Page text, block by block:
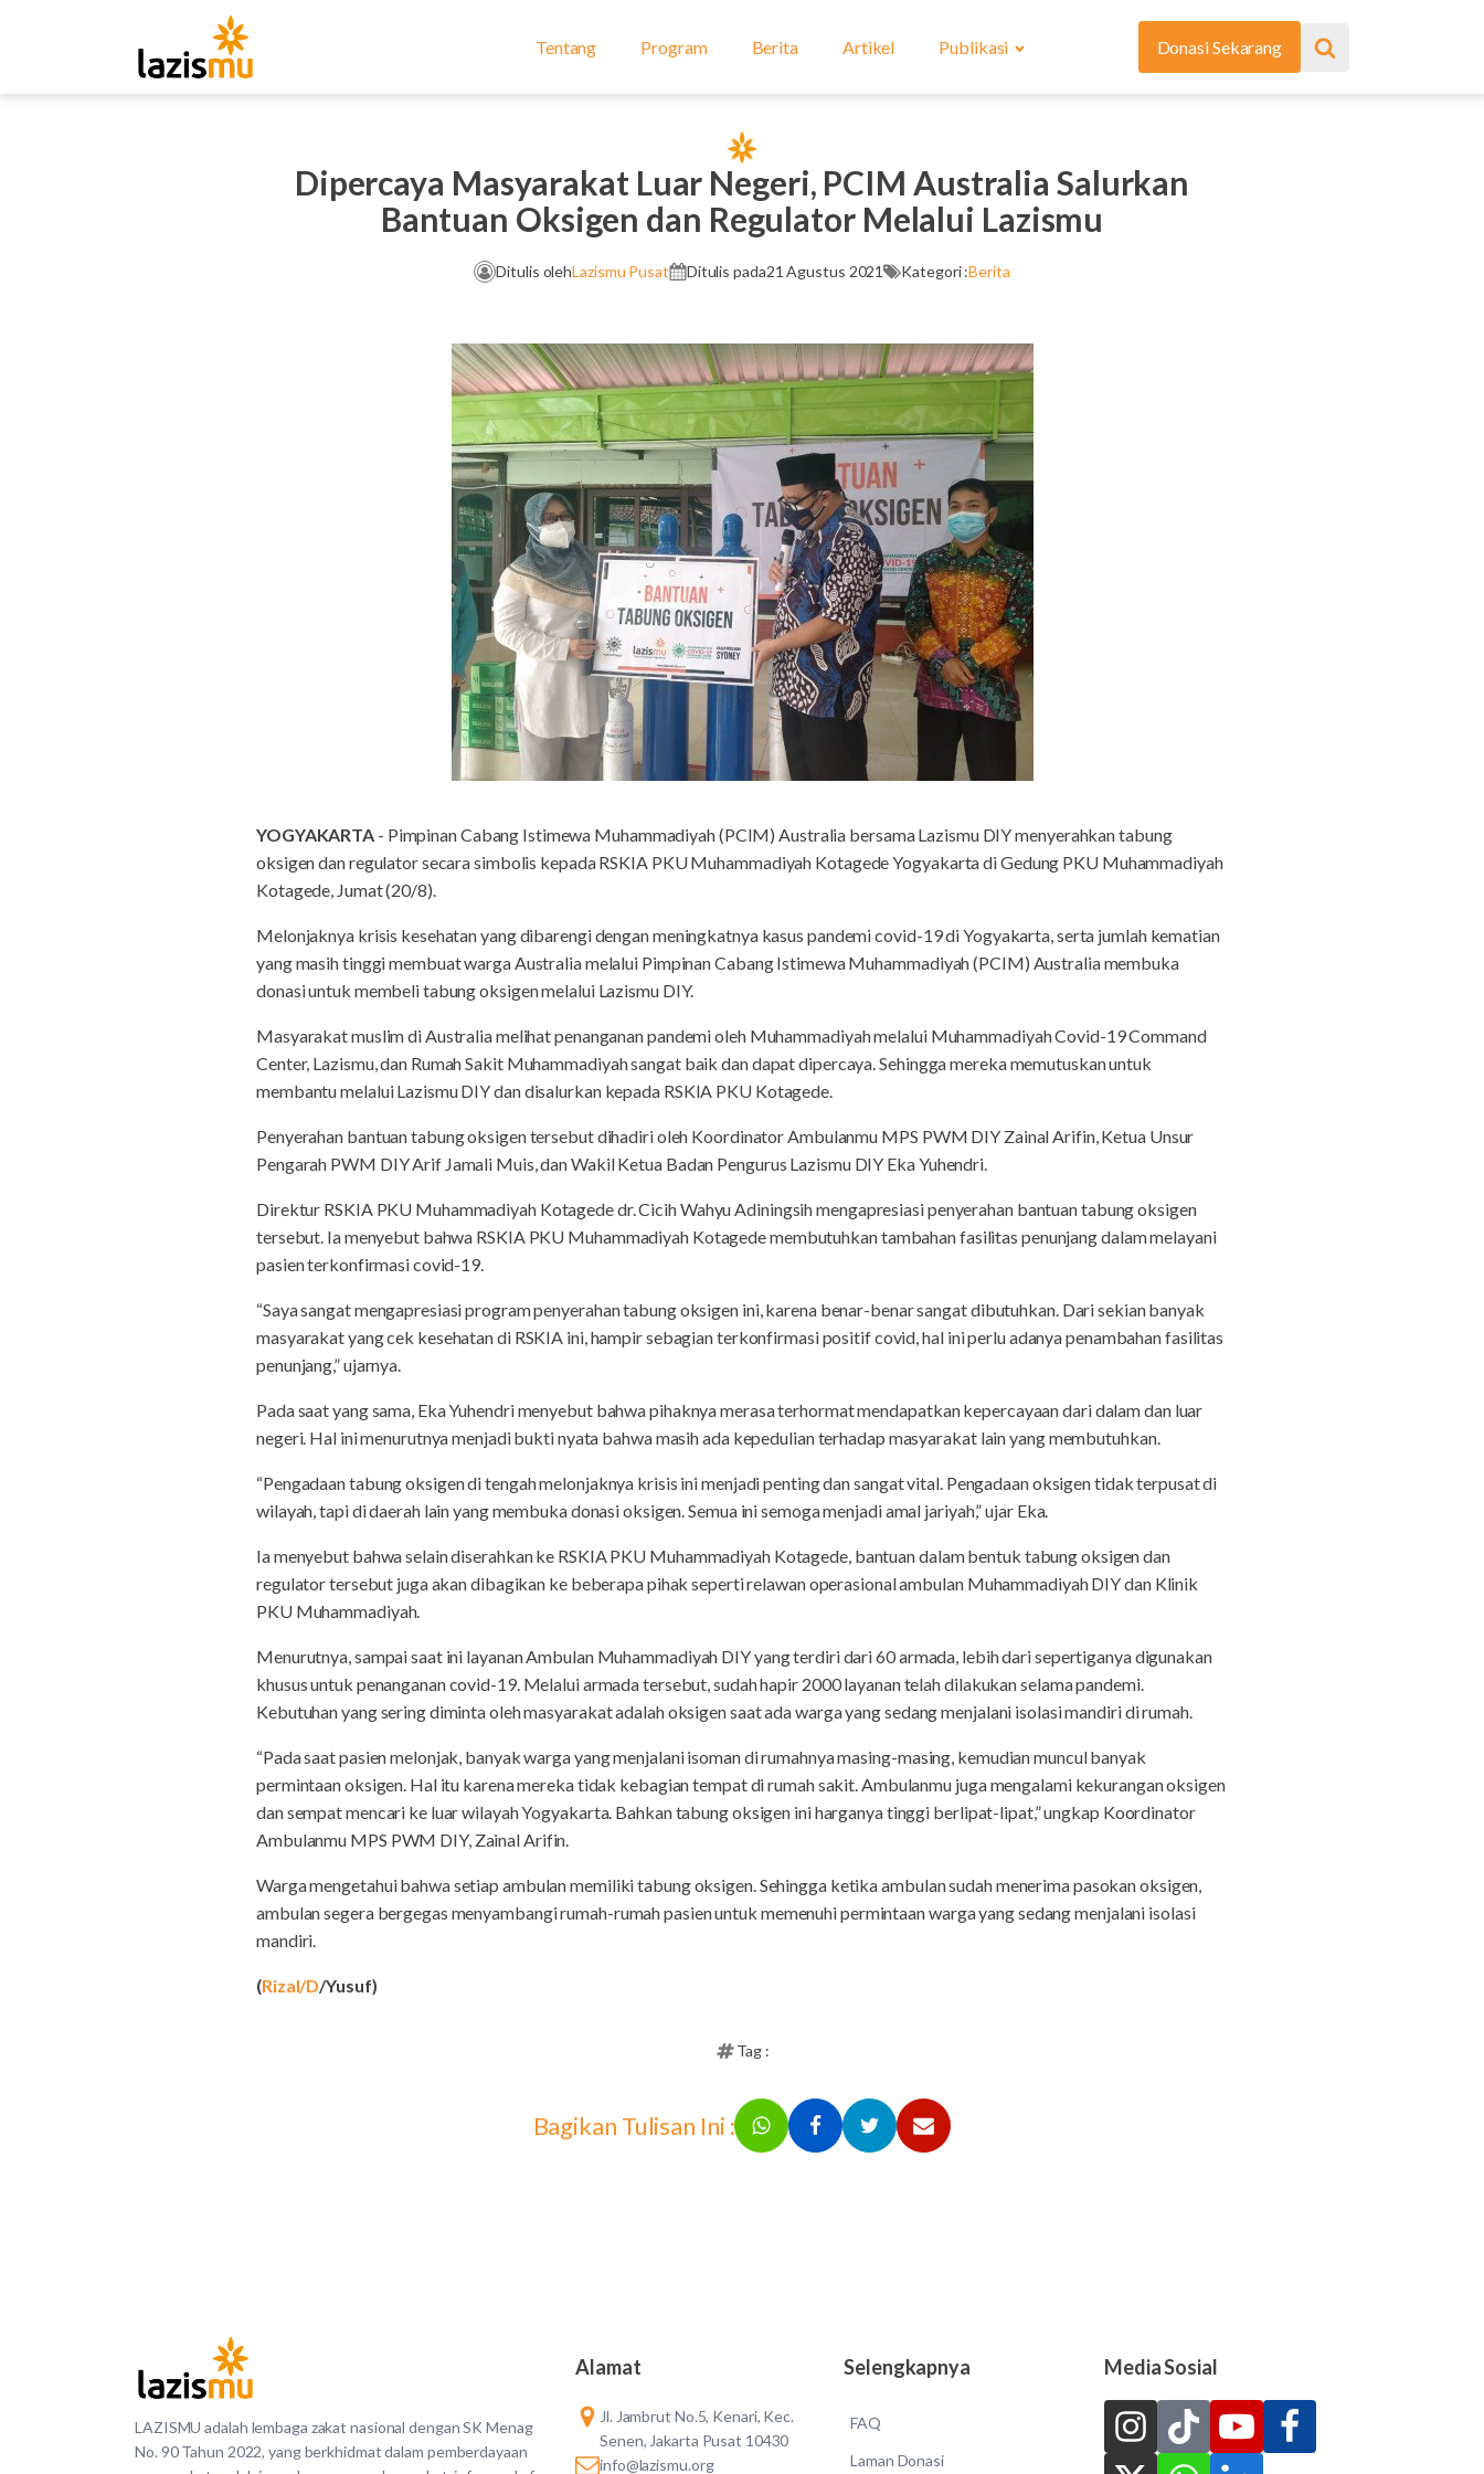
Tentang Program Berita Artikel Publikasi Donasi Sekarang
Dipercaya Masyarakat Luar Negeri, PCIM Australia Salurkan
Bantuan Oksigen dan Regulator Melalui Lazismu
Ditulis olehLazismu Pusat Ditulis pada21 Agustus 2021 Kategori :Berita
YOGYAKARTA - Pimpinan Cabang Istimewa Muhammadiyah (PCIM) Australia bersama Lazismu DIY menyerahkan tabung
oksigen dan regulator secara simbolis kepada RSKIA PKU Muhammadiyah Kotagede Yogyakarta di Gedung PKU Muhammadiyah
Kotagede, Jumat (20/8).
Melonjaknya krisis kesehatan yang dibarengi dengan meningkatnya kasus pandemi covid-19 di Yogyakarta, serta jumlah kematian
yang masih tinggi membuat warga Australia melalui Pimpinan Cabang Istimewa Muhammadiyah (PCIM) Australia membuka
donasi untuk membeli tabung oksigen melalui Lazismu DIY.
Masyarakat muslim di Australia melihat penanganan pandemi oleh Muhammadiyah melalui Muhammadiyah Covid-19 Command
Center, Lazismu, dan Rumah Sakit Muhammadiyah sangat baik dan dapat dipercaya. Sehingga mereka memutuskan untuk
membantu melalui Lazismu DIY dan disalurkan kepada RSKIA PKU Kotagede.
Penyerahan bantuan tabung oksigen tersebut dihadiri oleh Koordinator Ambulanmu MPS PWM DIY Zainal Arifin, Ketua Unsur
Pengarah PWM DIY Arif Jamali Muis, dan Wakil Ketua Badan Pengurus Lazismu DIY Eka Yuhendri.
Direktur RSKIA PKU Muhammadiyah Kotagede dr. Cicih Wahyu Adiningsih mengapresiasi penyerahan bantuan tabung oksigen
tersebut. Ia menyebut bahwa RSKIA PKU Muhammadiyah Kotagede membutuhkan tambahan fasilitas penunjang dalam melayani
pasien terkonfirmasi covid-19.
“Saya sangat mengapresiasi program penyerahan tabung oksigen ini, karena benar-benar sangat dibutuhkan. Dari sekian banyak
masyarakat yang cek kesehatan di RSKIA ini, hampir sebagian terkonfirmasi positif covid, hal ini perlu adanya penambahan fasilitas
penunjang,” ujarnya.
Pada saat yang sama, Eka Yuhendri menyebut bahwa pihaknya merasa terhormat mendapatkan kepercayaan dari dalam dan luar
negeri. Hal ini menurutnya menjadi bukti nyata bahwa masih ada kepedulian terhadap masyarakat lain yang membutuhkan.
“Pengadaan tabung oksigen di tengah melonjaknya krisis ini menjadi penting dan sangat vital. Pengadaan oksigen tidak terpusat di
wilayah, tapi di daerah lain yang membuka donasi oksigen. Semua ini semoga menjadi amal jariyah,” ujar Eka.
Ia menyebut bahwa selain diserahkan ke RSKIA PKU Muhammadiyah Kotagede, bantuan dalam bentuk tabung oksigen dan
regulator tersebut juga akan dibagikan ke beberapa pihak seperti relawan operasional ambulan Muhammadiyah DIY dan Klinik
PKU Muhammadiyah.
Menurutnya, sampai saat ini layanan Ambulan Muhammadiyah DIY yang terdiri dari 60 armada, lebih dari sepertiganya digunakan
khusus untuk penanganan covid-19. Melalui armada tersebut, sudah hapir 2000 layanan telah dilakukan selama pandemi.
Kebutuhan yang sering diminta oleh masyarakat adalah oksigen saat ada warga yang sedang menjalani isolasi mandiri di rumah.
“Pada saat pasien melonjak, banyak warga yang menjalani isoman di rumahnya masing-masing, kemudian muncul banyak
permintaan oksigen. Hal itu karena mereka tidak kebagian tempat di rumah sakit. Ambulanmu juga mengalami kekurangan oksigen
dan sempat mencari ke luar wilayah Yogyakarta. Bahkan tabung oksigen ini harganya tinggi berlipat-lipat,” ungkap Koordinator
Ambulanmu MPS PWM DIY, Zainal Arifin.
Warga mengetahui bahwa setiap ambulan memiliki tabung oksigen. Sehingga ketika ambulan sudah menerima pasokan oksigen,
ambulan segera bergegas menyambangi rumah-rumah pasien untuk memenuhi permintaan warga yang sedang menjalani isolasi
mandiri.
(Rizal/D/Yusuf)
Tag :
Bagikan Tulisan Ini :
LAZISMU adalah lembaga zakat nasional dengan SK Menag
No. 90 Tahun 2022, yang berkhidmat dalam pemberdayaan
Alamat
Jl. Jambrut No.5, Kenari, Kec.
Senen, Jakarta Pusat 10430
info@lazismu.org
Selengkapnya
FAQ
Laman Donasi
Media Sosial